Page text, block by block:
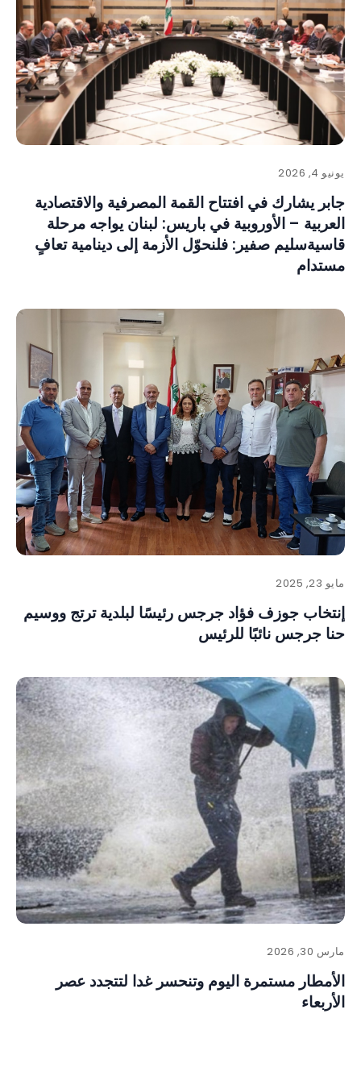
يونيو 4, 2026
جابر يشارك في افتتاح القمة المصرفية والاقتصادية
العربية – الأوروبية في باريس: لبنان يواجه مرحلة
قاسيةسليم صفير: فلنحوّل الأزمة إلى دينامية تعافٍ
مستدام
مايو 23, 2025
إنتخاب جوزف فؤاد جرجس رئيسًا لبلدية ترتج ووسيم
حنا جرجس نائبًا للرئيس
مارس 30, 2026
الأمطار مستمرة اليوم وتنحسر غدا لتتجدد عصر
الأربعاء